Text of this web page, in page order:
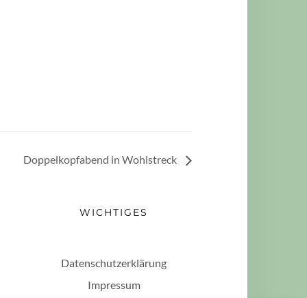
Doppelkopfabend in Wohlstreck
WICHTIGES
Datenschutzerklärung
Impressum